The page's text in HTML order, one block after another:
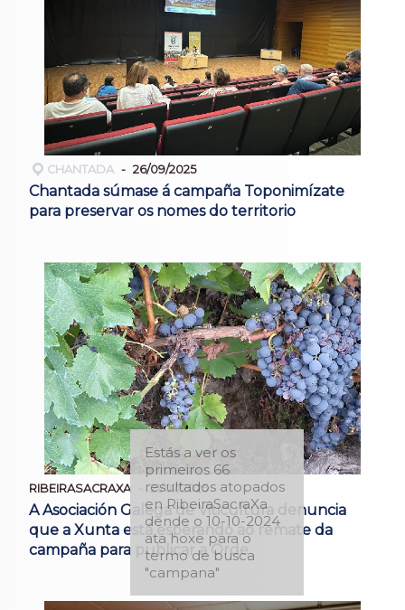
CHANTADA 26/09/2025
Chantada súmase á campaña Toponimízate
para preservar os nomes do territorio
RIBEIRASACRAXA 21/07/2025
A Asociación Galega de Viticultura denuncia
que a Xunta está esperando ao remate da
campaña para publicar a Orde
Estás a ver os
primeiros 66
resultados atopados
en RibeiraSacraXa
dende o 10-10-2024
ata hoxe para o
termo de busca
"campana"